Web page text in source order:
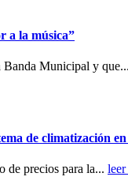
a la música”
Banda Municipal y
de climatización
de precios para la... leer